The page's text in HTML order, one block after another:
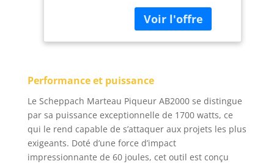
emmanchement SDS-
Max pour le
changement simple et
de long pour une
Livré dans une
mallette de transport
équipée de roulettes
avec un burin pointu
et un burin plat
Performance et puissance
Le Scheppach Marteau Piqueur AB2000 se distingue
par sa puissance exceptionnelle de 1700 watts, ce
qui le rend capable de s’attaquer aux projets les plus
exigeants. Doté d’une force d’impact
impressionnante de 60 joules, cet outil est conçu